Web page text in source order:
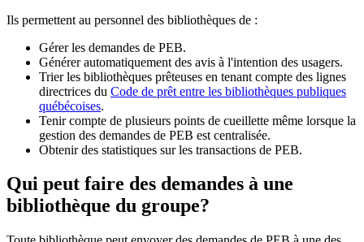
Ils permettent au personnel des bibliothèques de :
Gérer les demandes de PEB.
Générer automatiquement des avis à l'intention des usagers.
Trier les bibliothèques prêteuses en tenant compte des lignes
directrices du Code de prêt entre les bibliothèques publiques
québécoises.
Tenir compte de plusieurs points de cueillette même lorsque la
gestion des demandes de PEB est centralisée.
Obtenir des statistiques sur les transactions de PEB.
Qui peut faire des demandes à une
bibliothèque du groupe?